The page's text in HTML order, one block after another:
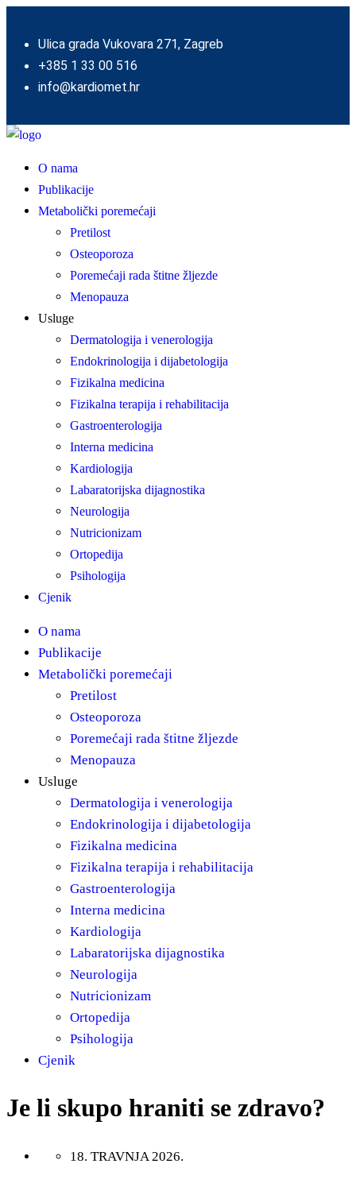
Ulica grada Vukovara 271, Zagreb
+385 1 33 00 516
info@kardiomet.hr
O nama
Publikacije
Metabolički poremećaji
Pretilost
Osteoporoza
Poremećaji rada štitne žljezde
Menopauza
Usluge
Dermatologija i venerologija
Endokrinologija i dijabetologija
Fizikalna medicina
Fizikalna terapija i rehabilitacija
Gastroenterologija
Interna medicina
Kardiologija
Labaratorijska dijagnostika
Neurologija
Nutricionizam
Ortopedija
Psihologija
Cjenik
O nama
Publikacije
Metabolički poremećaji
Pretilost
Osteoporoza
Poremećaji rada štitne žljezde
Menopauza
Usluge
Dermatologija i venerologija
Endokrinologija i dijabetologija
Fizikalna medicina
Fizikalna terapija i rehabilitacija
Gastroenterologija
Interna medicina
Kardiologija
Labaratorijska dijagnostika
Neurologija
Nutricionizam
Ortopedija
Psihologija
Cjenik
Je li skupo hraniti se zdravo?
18. TRAVNJA 2026.